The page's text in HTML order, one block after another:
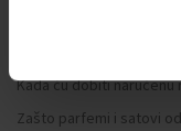
Kada ću dobiti naručenu
Zašto parfemi i satovi